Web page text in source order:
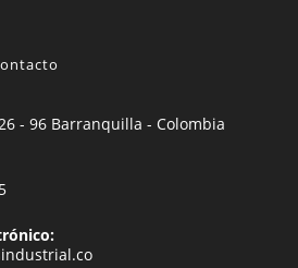
- 96 Barranquilla - Colombia
Se